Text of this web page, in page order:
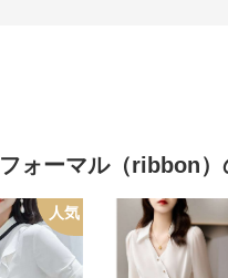
フォーマル（ribbon）
人気